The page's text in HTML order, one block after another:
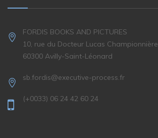
FORDIS BOOKS AND PICTURES
10, rue du Docteur Lucas Championnière
60300 Avilly-Saint-Léonard
sb.fordis@executive-process.fr
(+0033) 06 24 42 60 24